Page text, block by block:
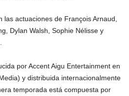
actuaciones de François Arnaud,
Dylan Walsh, Sophie Nélisse y
por Accent Aigu Entertainment en
y distribuida internacionalmente
temporada está compuesta por